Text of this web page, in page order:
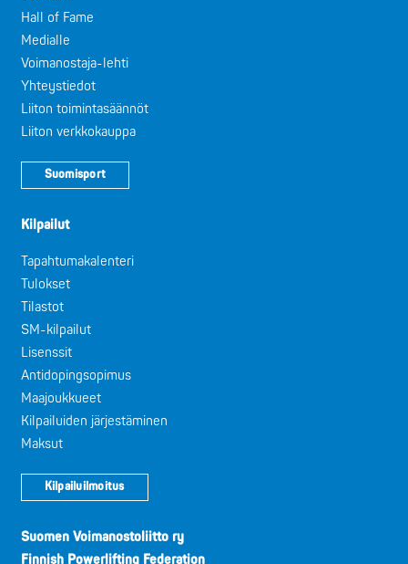
Hall of Fame
Medialle
Voimanostaja-lehti
Yhteystiedot
Liiton toimintasäännöt
Liiton verkkokauppa
Suomisport
Kilpailut
Tapahtumakalenteri
Tulokset
Tilastot
SM-kilpailut
Lisenssit
Antidopingsopimus
Maajoukkueet
Kilpailuiden järjestäminen
Maksut
Kilpailuilmoitus
Suomen Voimanostoliitto ry
Finnish Powerlifting Federation